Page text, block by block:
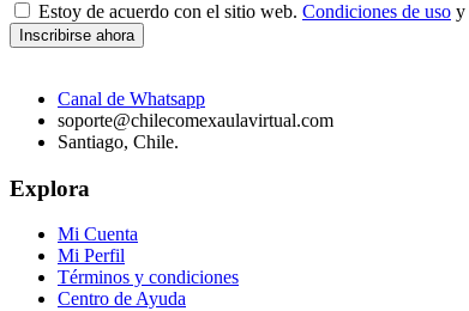
Estoy de acuerdo con el sitio web. Condiciones de uso y
Inscribirse ahora
Canal de Whatsapp
soporte@chilecomexaulavirtual.com
Santiago, Chile.
Explora
Mi Cuenta
Mi Perfil
Términos y condiciones
Centro de Ayuda